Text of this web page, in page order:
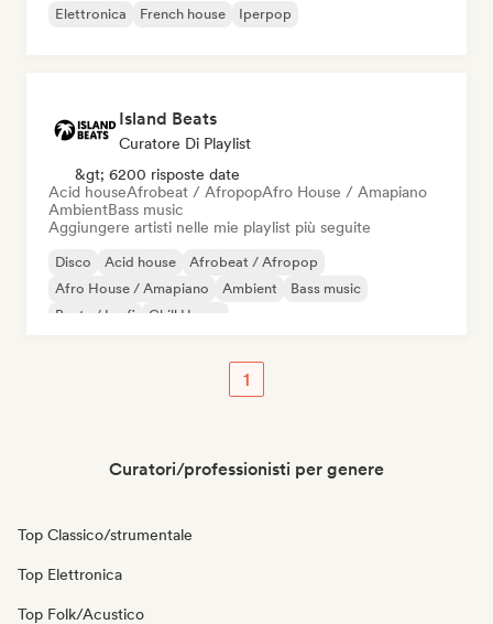
Elettronica French house Iperpop
Island Beats
Curatore Di Playlist
&gt; 6200 risposte date
Acid houseAfrobeat / AfropopAfro House / Amapiano
AmbientBass music
Aggiungere artisti nelle mie playlist più seguite
Disco Acid house
Afrobeat / Afropop
Afro House / Amapiano
Ambient
Bass music
Beats / Lo-fi
Chill House
1
Curatori/professionisti per genere
Top Classico/strumentale
Top Elettronica
Top Folk/Acustico